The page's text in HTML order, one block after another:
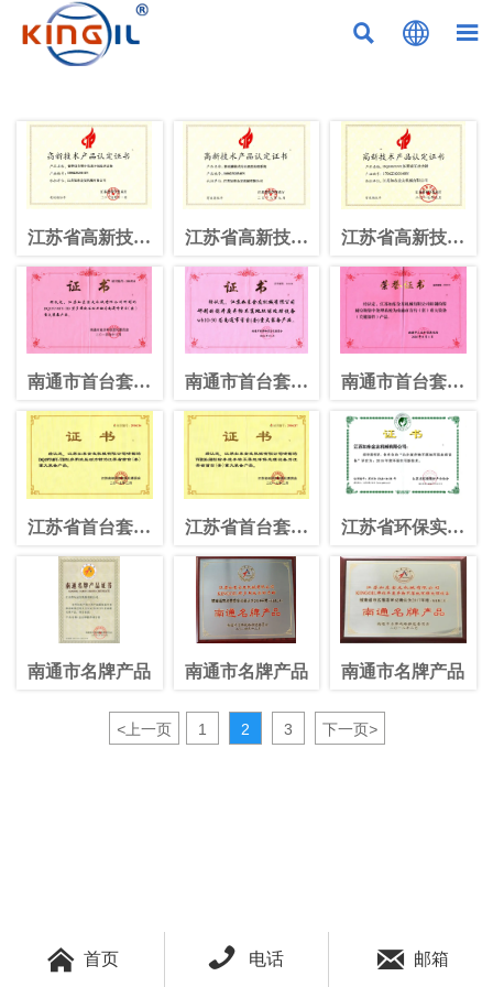
  
江苏省高新技术
江苏省高新技术
江苏省高新技术
南通市首台套产
南通市首台套产
南通市首台套产
江苏省首台套产
江苏省首台套产
江苏省环保实用
南通市名牌产品 南通市名牌产品 南通市名牌产品
<上一页 1 2 3 下一页>
 首页  电话  邮箱